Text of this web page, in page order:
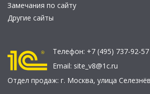
Замечания по сайту
Другие сайты
Телефон: +7 (495) 737-92-57
Email: site_v8@1c.ru
Отдел продаж: г. Москва, улица